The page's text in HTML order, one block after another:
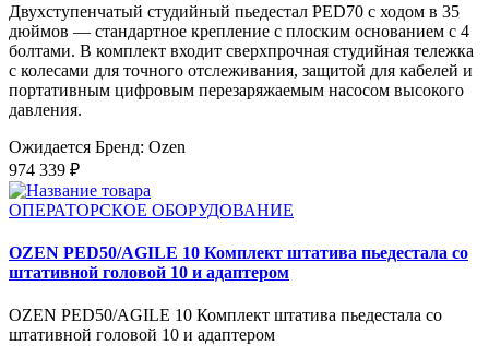
Двухступенчатый студийный пьедестал PED70 с ходом в 35
дюймов — стандартное крепление с плоским основанием с 4
болтами. В комплект входит сверхпрочная студийная тележка
с колесами для точного отслеживания, защитой для кабелей и
портативным цифровым перезаряжаемым насосом высокого
давления.
Ожидается Бренд: Ozen
974 339 ₽
ОПЕРАТОРСКОЕ ОБОРУДОВАНИЕ
OZEN PED50/AGILE 10 Комплект штатива пьедестала со
штативной головой 10 и адаптером
OZEN PED50/AGILE 10 Комплект штатива пьедестала со
штативной головой 10 и адаптером